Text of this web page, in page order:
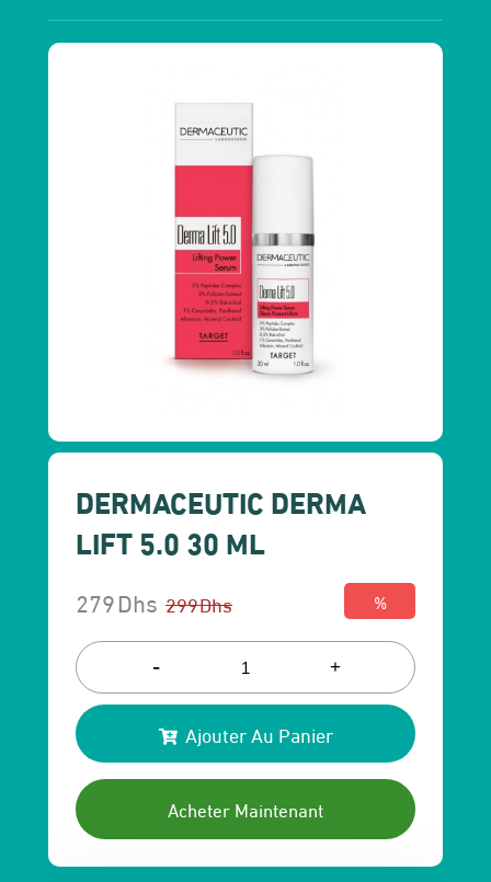
DERMACEUTIC DERMA
LIFT 5.0 30 ML
299Dhs
Le
prix
initial
était :
299 Dhs.
279Dhs
Le
prix
actuel
est :
279 Dhs.
%
- +
Ajouter Au Panier
Acheter Maintenant